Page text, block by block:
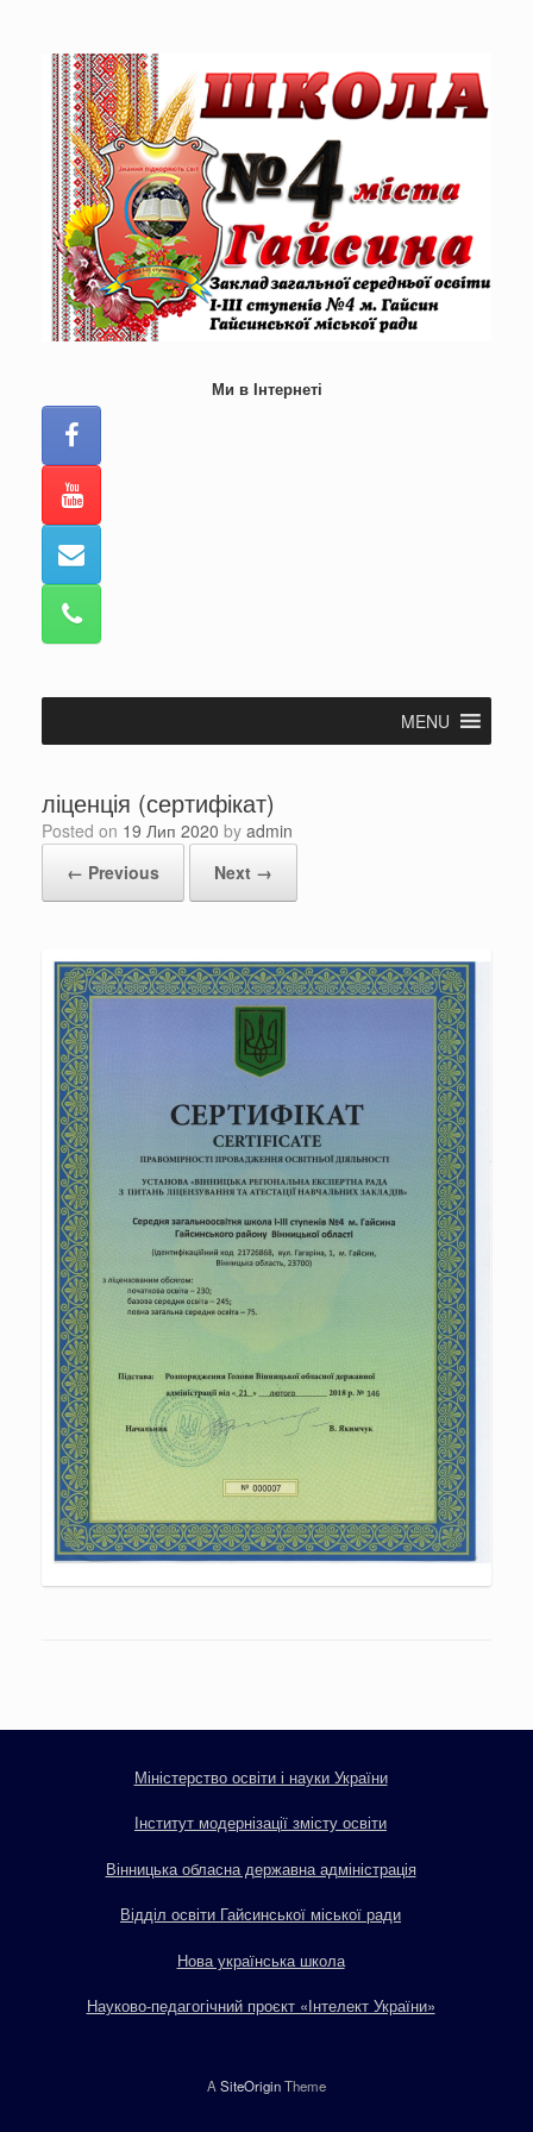
Ми в Інтернеті
MENU
ліценція (сертифікат)
Posted on 19 Лип 2020 by admin
← Previous
Next →
Міністерство освіти і науки України
Інститут модернізації змісту освіти
Вінницька обласна державна адміністрація
Відділ освіти Гайсинської міської ради
Нова українська школа
Науково-педагогічний проєкт «Інтелект України»
A SiteOriginTheme